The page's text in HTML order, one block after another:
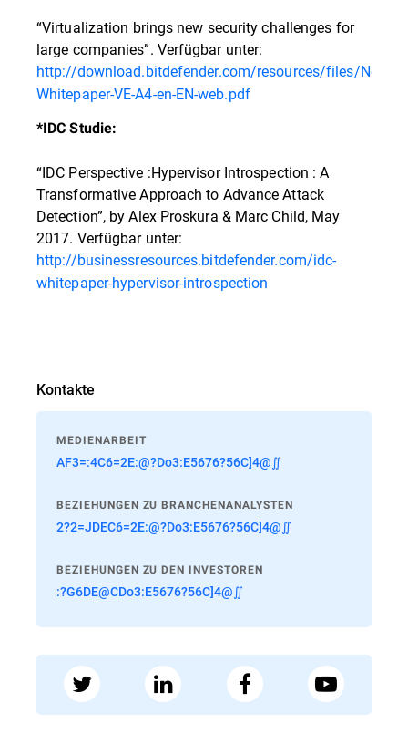
“Virtualization brings new security challenges for
large companies”. Verfügbar unter:
http://download.bitdefender.com/resources/files/
Whitepaper-VE-A4-en-EN-web.pdf
*IDC Studie:
“IDC Perspective :Hypervisor Introspection : A
Transformative Approach to Advance Attack
Detection”, by Alex Proskura & Marc Child, May
2017. Verfügbar unter:
http://businessresources.bitdefender.com/idc-
whitepaper-hypervisor-introspection
Kontakte
MEDIENARBEIT
AF3=:4C6=2E:@?Do3:E5676?56C]4@∬
BEZIEHUNGEN ZU BRANCHENANALYSTEN
2?2=JDEC6=2E:@?Do3:E5676?56C]4@∬
BEZIEHUNGEN ZU DEN INVESTOREN
:?G6DE@CDo3:E5676?56C]4@∬